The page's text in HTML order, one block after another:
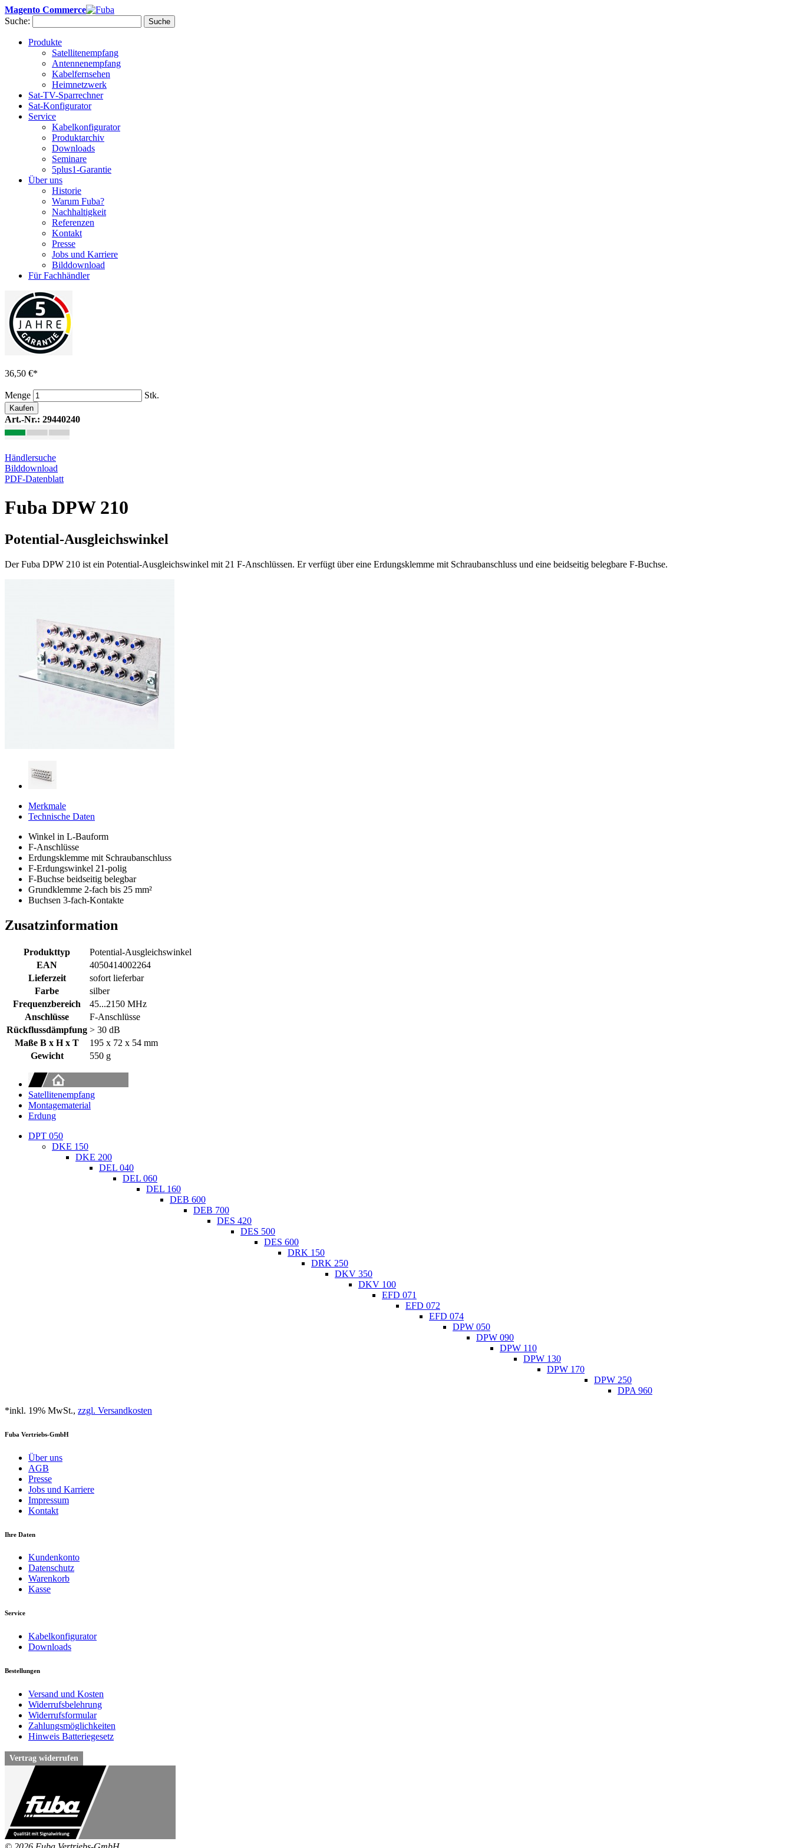
Magento Commerce
Suche:
Suche
Produkte
Satellitenempfang
Antennenempfang
Kabelfernsehen
Heimnetzwerk
Sat-TV-Sparrechner
Sat-Konfigurator
Service
Kabelkonfigurator
Produktarchiv
Downloads
Seminare
5plus1-Garantie
Über uns
Historie
Warum Fuba?
Nachhaltigkeit
Referenzen
Kontakt
Presse
Jobs und Karriere
Bilddownload
Für Fachhändler
36,50 €*
Menge Stk.
Kaufen
Art.-Nr.: 29440240
Händlersuche
Bilddownload
PDF-Datenblatt
Fuba DPW 210
Potential-Ausgleichswinkel
Der Fuba DPW 210 ist ein Potential-Ausgleichswinkel mit 21 F-Anschlüssen. Er verfügt über eine Erdungsklemme mit Schraubanschluss und eine beidseitig belegbare F-Buchse.
Merkmale
Technische Daten
Winkel in L-Bauform
F-Anschlüsse
Erdungsklemme mit Schraubanschluss
F-Erdungswinkel 21-polig
F-Buchse beidseitig belegbar
Grundklemme 2-fach bis 25 mm²
Buchsen 3-fach-Kontakte
Zusatzinformation
Produkttyp
Potential-Ausgleichswinkel
EAN
4050414002264
Lieferzeit
sofort lieferbar
Farbe
silber
Frequenzbereich
45...2150 MHz
Anschlüsse
F-Anschlüsse
Rückflussdämpfung > 30 dB
Maße B x H x T
195 x 72 x 54 mm
Gewicht
550 g
Satellitenempfang
Montagematerial
Erdung
DPT 050
DKE 150
DKE 200
DEL 040
DEL 060
DEL 160
DEB 600
DEB 700
DES 420
DES 500
DES 600
DRK 150
DRK 250
DKV 350
DKV 100
EFD 071
EFD 072
EFD 074
DPW 050
DPW 090
DPW 110
DPW 130
DPW 170
DPW 250
DPA 960
*inkl. 19% MwSt., zzgl. Versandkosten
Fuba Vertriebs-GmbH
Über uns
AGB
Presse
Jobs und Karriere
Impressum
Kontakt
Ihre Daten
Kundenkonto
Datenschutz
Warenkorb
Kasse
Service
Kabelkonfigurator
Downloads
Bestellungen
Versand und Kosten
Widerrufsbelehrung
Widerrufsformular
Zahlungsmöglichkeiten
Hinweis Batteriegesetz
Vertrag widerrufen